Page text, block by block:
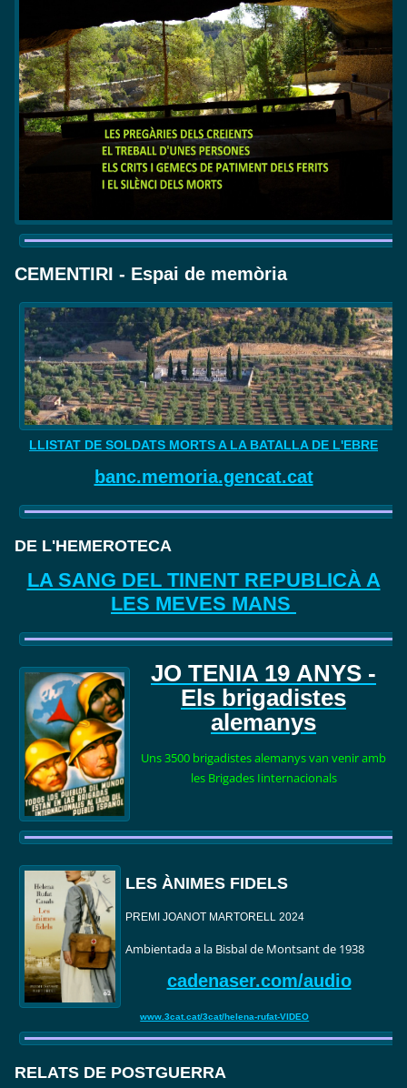
CEMENTIRI - Espai de memòria
LLISTAT DE SOLDATS MORTS A LA BATALLA DE L'EBRE
banc.memoria.gencat.cat
DE L'HEMEROTECA
LA SANG DEL TINENT REPUBLICÀ A
LES MEVES MANS
JO TENIA 19 ANYS -
Els brigadistes
alemanys
Uns 3500 brigadistes alemanys van venir amb
les Brigades Iinternacionals
LES ÀNIMES FIDELS
PREMI JOANOT MARTORELL 2024
Ambientada a la Bisbal de Montsant de 1938
cadenaser.com/audio
www.3cat.cat/3cat/helena-rufat-VIDEO
RELATS DE POSTGUERRA